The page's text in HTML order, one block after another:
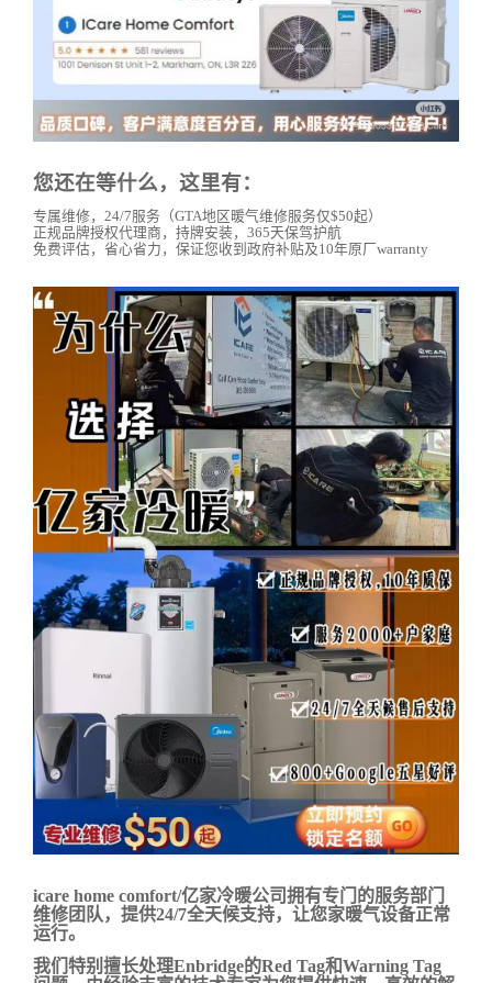
您还在等什么，这里有：
专属维修，24/7服务（GTA地区暖气维修服务仅$50起）
正规品牌授权代理商，持牌安装，365天保驾护航
免费评估，省心省力，保证您收到政府补贴及10年原厂warranty
icare home comfort/亿家冷暖公司拥有专门的服务部门
维修团队，提供24/7全天候支持，让您家暖气设备正常
运行。
我们特别擅长处理Enbridge的Red Tag和Warning Tag